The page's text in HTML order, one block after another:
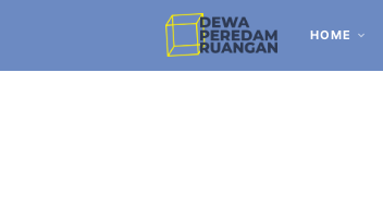
HOME